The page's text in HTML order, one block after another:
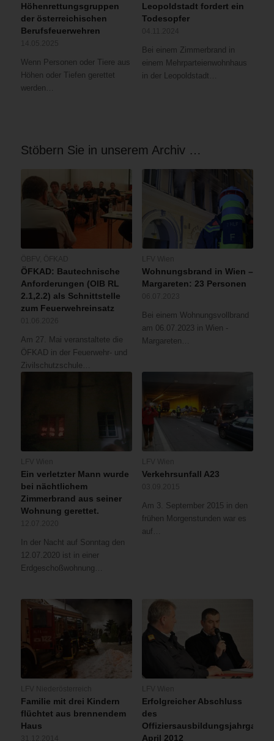
Höhenrettungsgruppen
der österreichischen
Berufsfeuerwehren
Wenn Personen oder Tiere aus
Höhen oder Tiefen gerettet
werden…
Leopoldstadt fordert ein
Todesopfer
Bei einem Zimmerbrand in
einem Mehrparteienwohnhaus
in der Leopoldstadt…
Stöbern Sie in unserem Archiv …
ÖFKAD: Bautechnische
Anforderungen (OIB RL
2.1,2.2) als Schnittstelle
zum Feuerwehreinsatz
Am 27. Mai veranstaltete die
ÖFKAD in der Feuerwehr- und
Zivilschutzschule…
Wohnungsbrand in Wien –
Margareten: 23 Personen
Bei einem Wohnungsvollbrand
am 06.07.2023 in Wien -
Margareten…
Ein verletzter Mann wurde
bei nächtlichem
Zimmerbrand aus seiner
Wohnung gerettet.
In der Nacht auf Sonntag den
12.07.2020 ist in einer
Erdgeschoßwohnung…
Verkehrsunfall A23
Am 3. September 2015 in den
frühen Morgenstunden war es
auf…
Familie mit drei Kindern
flüchtet aus brennendem
Haus
Erfolgreicher Abschluss
des
Offiziersausbildungsjahrgangs
April 2012